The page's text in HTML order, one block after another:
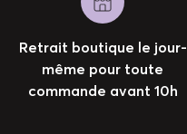
Retrait boutique le jour-
même pour toute
commande avant 10h